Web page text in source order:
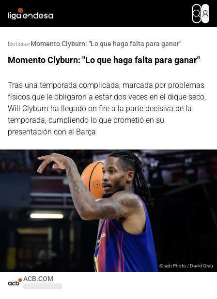
Noticias·Momento Clyburn: "Lo que haga falta para ganar"
Momento Clyburn: "Lo que haga falta para ganar"
Tras una temporada complicada, marcada por problemas
físicos que le obligaron a estar dos veces en el dique seco,
Will Clyburn ha llegado on fire a la parte decisiva de la
temporada, cumpliendo lo que prometió en su
presentación con el Barça
ACB.COM
©acb Photo / David Grau